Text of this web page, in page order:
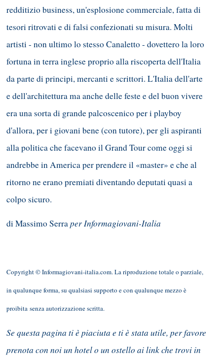
redditizio business, un'esplosione commerciale, fatta di
tesori ritrovati e di falsi confezionati su misura. Molti
artisti - non ultimo lo stesso Canaletto - dovettero la loro
fortuna in terra inglese proprio alla riscoperta dell'Italia
da parte di principi, mercanti e scrittori. L'Italia dell'arte
e dell'architettura ma anche delle feste e del buon vivere
era una sorta di grande palcoscenico per i playboy
d'allora, per i giovani bene (con tutore), per gli aspiranti
alla politica che facevano il Grand Tour come oggi si
andrebbe in America per prendere il «master» e che al
ritorno ne erano premiati diventando deputati quasi a
colpo sicuro.
di Massimo Serraper Informagiovani-Italia
Copyright © Informagiovani-italia.com. La riproduzione totale o parziale,
in qualunque forma, su qualsiasi supporto e con qualunque mezzo è
proibita senza autorizzazione scritta.
Se questa pagina ti è piaciuta e ti è stata utile, per favore
prenota con noi un hotel o un ostello ai link che trovi in